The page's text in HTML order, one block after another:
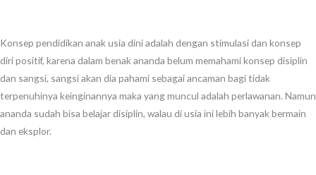
Konsep pendidikan anak usia dini adalah dengan stimulasi dan konsep
diri positif, karena dalam benak ananda belum memahami konsep disiplin
dan sangsi, sangsi akan dia pahami sebagai ancaman bagi tidak
terpenuhinya keinginannya maka yang muncul adalah perlawanan. Namun
ananda sudah bisa belajar disiplin, walau di usia ini lebih banyak bermain
dan eksplor.